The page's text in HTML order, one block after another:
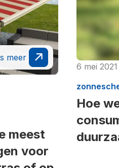
meer
meest
voor
6 mei 2021
Hoe